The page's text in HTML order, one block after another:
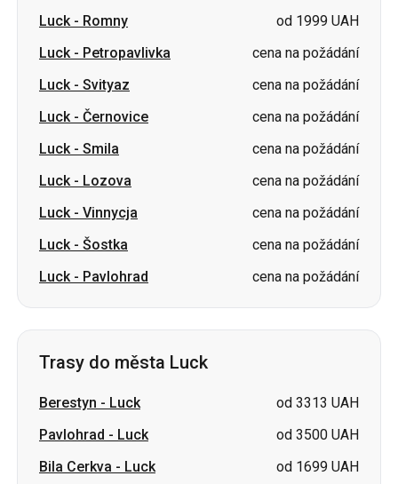
Luck- Romny
od 1999 UAH
Luck- Petropavlivka
cena na požádání
Luck- Svityaz
cena na požádání
Luck- Černovice
cena na požádání
Luck- Smila
cena na požádání
Luck- Lozova
cena na požádání
Luck- Vinnycja
cena na požádání
Luck- Šostka
cena na požádání
Luck- Pavlohrad cena na požádání
Trasy do města Luck
Berestyn - Luck
od 3313 UAH
Pavlohrad - Luck
od 3500 UAH
Bila Cerkva - Luck
od 1699 UAH